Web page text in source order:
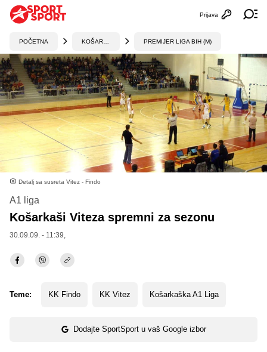
Otvori
Prijava
POČETNA PREMIJER LIGA BIH (M)
Detalj sa susreta Vitez - Findo
A1 liga
Košarkaši Viteza spremni za sezonu
30.09.09. - 11:39,
Teme: KK Findo KK Vitez Košarkaška A1 Liga
Dodajte SportSport u vaš Google izbor